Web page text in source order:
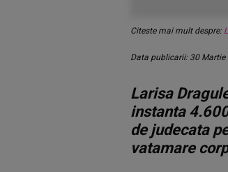
Citeste mai mult despre:
Data publicarii: 30 Martie
Larisa
instanta
de judecata
vatamare